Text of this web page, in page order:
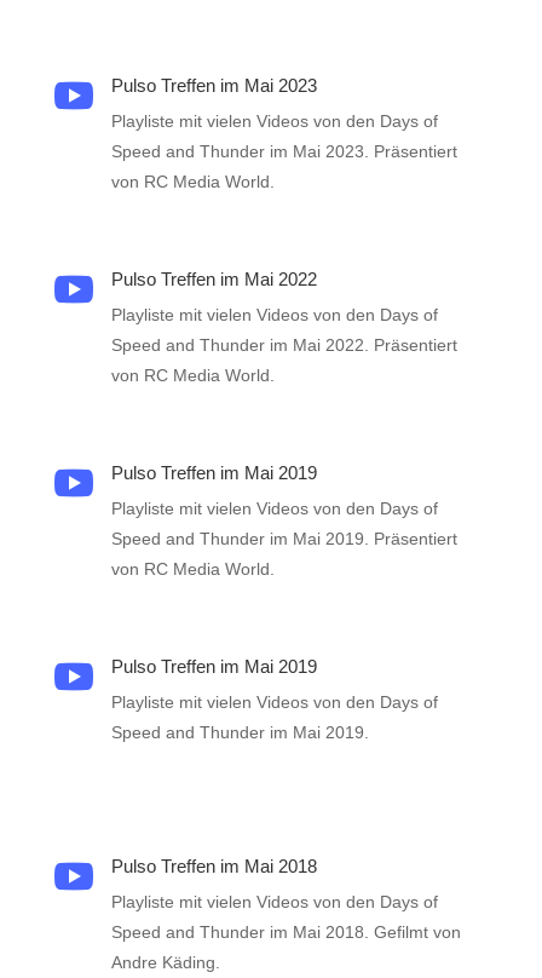
 Pulso Treffen im Mai 2023
Playliste mit vielen Videos von den Days of
Speed and Thunder im Mai 2023. Präsentiert
von RC Media World.
 Pulso Treffen im Mai 2022
Playliste mit vielen Videos von den Days of
Speed and Thunder im Mai 2022. Präsentiert
von RC Media World.
 Pulso Treffen im Mai 2019
Playliste mit vielen Videos von den Days of
Speed and Thunder im Mai 2019. Präsentiert
von RC Media World.
 Pulso Treffen im Mai 2019
Playliste mit vielen Videos von den Days of
Speed and Thunder im Mai 2019.
 Pulso Treffen im Mai 2018
Playliste mit vielen Videos von den Days of
Speed and Thunder im Mai 2018. Gefilmt von
Andre Käding.